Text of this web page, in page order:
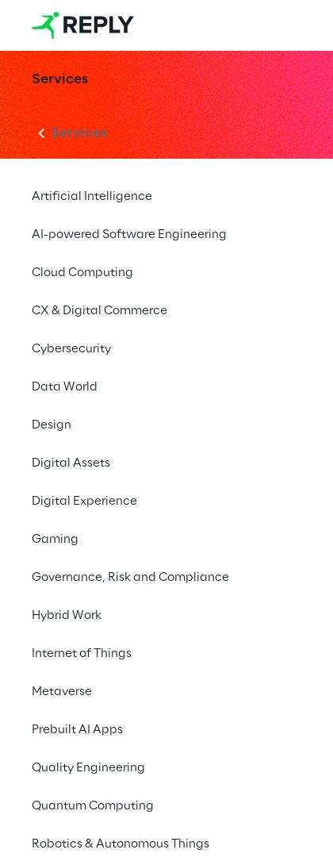
Services
Services
Artificial Intelligence
AI-powered Software Engineering
Cloud Computing
CX & Digital Commerce
Cybersecurity
Data World
Design
Digital Assets
Digital Experience
Gaming
Governance, Risk and Compliance
Hybrid Work
Internet of Things
Metaverse
Prebuilt AI Apps
Quality Engineering
Quantum Computing
Robotics & Autonomous Things
EVENT
Oracle OpenWorld